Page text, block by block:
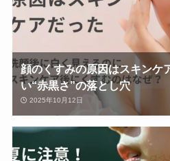
顔のくすみの原因はスキンケ
い“赤黒さ”の落とし穴
2025年10月12日